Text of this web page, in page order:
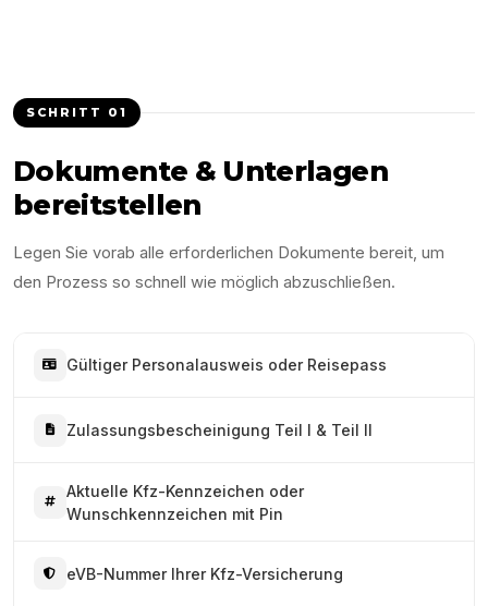
SCHRITT 01
Dokumente & Unterlagen
bereitstellen
Legen Sie vorab alle erforderlichen Dokumente bereit, um
den Prozess so schnell wie möglich abzuschließen.
Gültiger Personalausweis oder Reisepass
Zulassungsbescheinigung Teil I & Teil II
Aktuelle Kfz-Kennzeichen oder
Wunschkennzeichen mit Pin
eVB-Nummer Ihrer Kfz-Versicherung